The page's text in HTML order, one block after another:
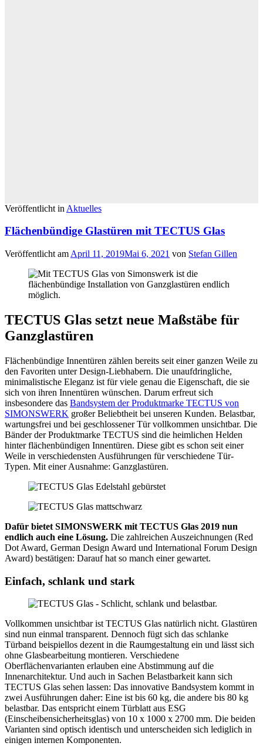
Veröffentlicht in Aktuelles
Flächenbündige Glastüren mit TECTUS Glas
Veröffentlicht am April 11, 2019Mai 6, 2021 von Stefan Gillen
TECTUS Glas setzt neue Maßstäbe für
Ganzglastüren
Flächenbündige Innentüren zählen bereits seit einer ganzen Weile zu
den Favoriten unter Design-Liebhabern. Die unaufdringliche,
minimalistische Eleganz ist für viele genau die Eigenschaft, die sie
sich von ihren Innentüren wünschen. Darum erfreut sich
insbesondere das Bandsystem der Produktmarke TECTUS von
SIMONSWERK großer Beliebtheit bei unseren Kunden. Belastbar,
wartungsfrei und bei geschlossener Tür vollkommen unsichtbar. Die
Bänder der Produktmarke TECTUS sind die heimlichen Helden
hinter flächenbündigen Innentüren. Diese gibt es schon seit einer
Weile in verschiedensten Ausführungen für verschiedene Tür-
Typen. Mit einer Ausnahme: Ganzglastüren.
Dafür bietet SIMONSWERK mit TECTUS Glas 2019 nun
endlich auch eine Lösung. Die zahlreichen Auszeichnungen (Red
Dot Award, German Design Award und International Forum Design
Award) bestätigen: Darauf hat so manch einer gewartet.
Einfach, schlank und stark
Vollkommen unsichtbar ist TECTUS Glas natürlich nicht. Glastüren
sind nun einmal transparent. Dennoch fügt sich das schlanke
Türband beispiellos dezent in die Raumgestaltung ein und lässt sich
ohne Glasbearbeitung montieren. Verschiedene
Oberflächenvarianten erlauben eine Abstimmung auf die
Innenarchitektur. Und auch in Sachen Belastbarkeit kann sich
TECTUS Glas sehen lassen: Das innovative Bandsystem kommt in
zwei Ausführungen daher: Eine ist bis 60 kg, die andere bis 80 kg
belastbar. Das entspricht einem Türblatt aus ESG
(Einscheibensicherheitsglas) von 10 x 1000 x 2700 mm. Die beiden
Varianten sind optisch identisch und unterscheiden sich lediglich in
einigen internen Komponenten.